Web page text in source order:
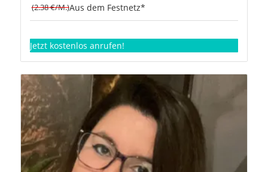
(2.38 €/M.)Aus dem Festnetz*
Jetzt kostenlos anrufen!